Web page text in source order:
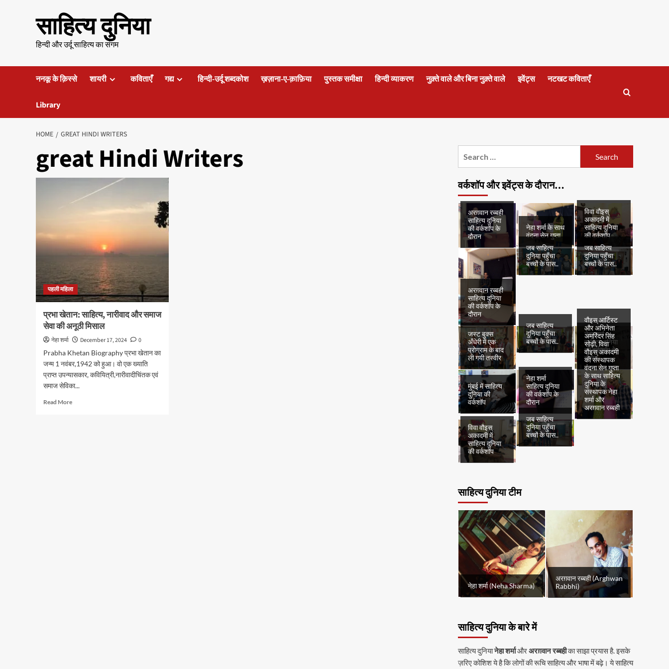
साहित्य दुनिया
हिन्दी और उर्दू साहित्य का संगम
ननकू के क़िस्से शायरी कविताएँ गद्य हिन्दी-उर्दू शब्दकोश ख़ज़ाना-ए-क़ाफ़िया पुस्तक समीक्षा हिन्दी व्याकरण नुक़्ते वाले और बिना नुक़्ते वाले इवेंट्स नटखट कविताएँ
Library
HOME GREAT HINDI WRITERS
great Hindi Writers
पहली महिला
प्रभा खेतान: साहित्य, नारीवाद और समाज
सेवा की अनूठी मिसाल
नेहा शर्मा December 17, 2024
0
Prabha Khetan Biography प्रभा खेतान का
जन्म 1 नवंबर,1942 को हुआ। वो एक ख्याति
प्राप्त उपन्यासकार, कवियित्री,नारीवादीचिंतक एवं
समाज सेविका...
Read MoreRead
वर्कशॉप और इवेंट्स के दौरान…
अरग़वान रब्बही
साहित्य दुनिया
की वर्कशॉप के
दौरान
नेहा शर्मा के साथ
वंदना सेन गुप्ता
विवा वौइस्
अकादमी में
साहित्य दुनिया
की वर्कशॉप
अरग़वान रब्बही
साहित्य दुनिया
की वर्कशॉप के
दौरान
जब साहित्य
दुनिया पहुँचा
बच्चों के पास..
जब साहित्य
दुनिया पहुँचा
बच्चों के पास..
जस्ट बुक्स
अँधेरी में एक
प्रोग्राम के बाद
ली गयी तस्वीर
जब साहित्य
दुनिया पहुँचा
बच्चों के पास..
नेहा शर्मा
साहित्य दुनिया
की वर्कशॉप के
दौरान
मुंबई में साहित्य
दुनिया की
वर्कशॉप
नेहा शर्मा
साहित्य दुनिया
की वर्कशॉप के
दौरान
वौइस् आर्टिस्ट
और अभिनेता
अमरिंदर सिंह
सोढ़ी, विवा
वौइस् अकादमी
की संस्थापक
वंदना सेन गुप्ता
के साथ साहित्य
दुनिया के
संस्थापक नेहा
शर्मा और
अरग़वान रब्बही
विवा वौइस्
अकादमी में
साहित्य दुनिया
की वर्कशॉप
जब साहित्य
दुनिया पहुँचा
बच्चों के पास..
साहित्य दुनिया टीम
नेहा शर्मा (Neha Sharma)
अरग़वान रब्बही (Arghwan
Rabbhi)
साहित्य दुनिया के बारे में
साहित्य दुनियानेहा शर्माऔरअरग़वान रब्बहीका साझा प्रयास है. इसके
ज़रिए कोशिश ये है कि लोगों की रूचि साहित्य और भाषा में बढ़े। ये साहित्य